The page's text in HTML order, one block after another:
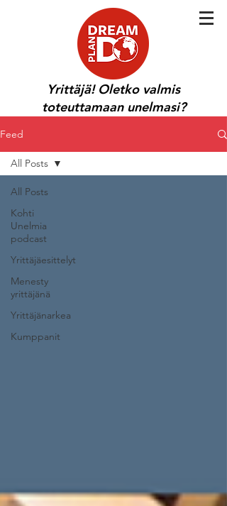
Yrittäjä! Oletko valmis
toteuttamaan unelmasi?
Feed
All Posts
Kohti
Unelmia
podcast
Yrittäjäesittelyt
Menesty
yrittäjänä
Yrittäjänarkea
Kumppanit
All Posts